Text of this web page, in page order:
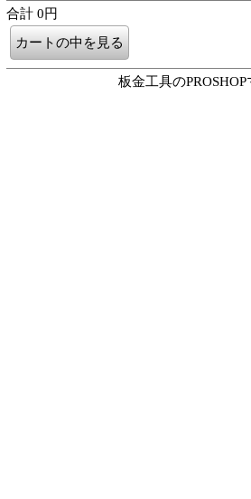
合計 0円
板金工具のPROSHOP